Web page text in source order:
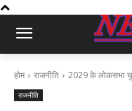
होम राजनीति 2029 के लोकसभा
राजनीति